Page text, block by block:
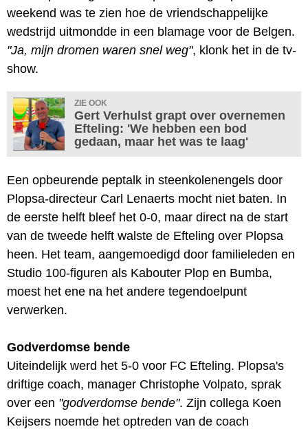
weekend was te zien hoe de vriendschappelijke
wedstrijd uitmondde in een blamage voor de Belgen.
"Ja, mijn dromen waren snel weg", klonk het in de tv-
show.
ZIE OOK
Gert Verhulst grapt over overnemen
Efteling: 'We hebben een bod
gedaan, maar het was te laag'
Een opbeurende peptalk in steenkolenengels door
Plopsa-directeur Carl Lenaerts mocht niet baten. In
de eerste helft bleef het 0-0, maar direct na de start
van de tweede helft walste de Efteling over Plopsa
heen. Het team, aangemoedigd door familieleden en
Studio 100-figuren als Kabouter Plop en Bumba,
moest het ene na het andere tegendoelpunt
verwerken.
Godverdomse bende
Uiteindelijk werd het 5-0 voor FC Efteling. Plopsa's
driftige coach, manager Christophe Volpato, sprak
over een "godverdomse bende". Zijn collega Koen
Keijsers noemde het optreden van de coach